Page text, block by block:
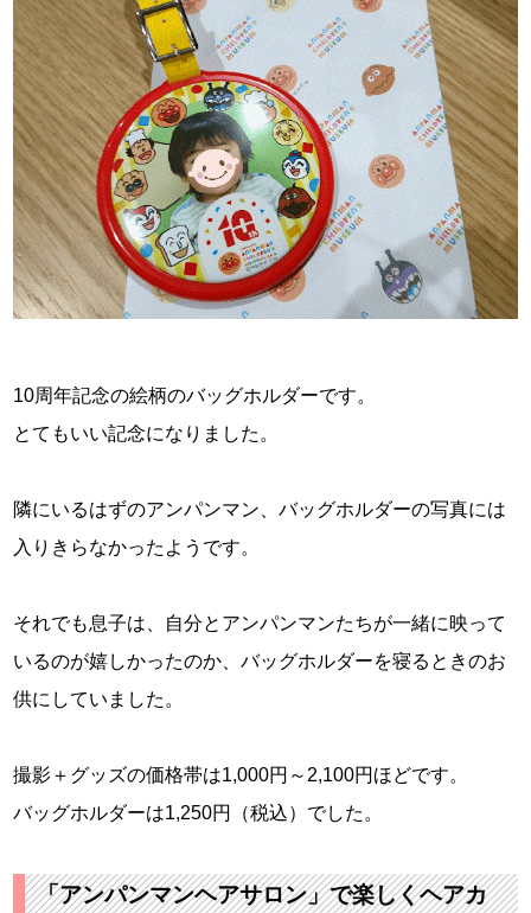
10周年記念の絵柄のバッグホルダーです。
とてもいい記念になりました。
隣にいるはずのアンパンマン、バッグホルダーの写真には
入りきらなかったようです。
それでも息子は、自分とアンパンマンたちが一緒に映って
いるのが嬉しかったのか、バッグホルダーを寝るときのお
供にしていました。
撮影＋グッズの価格帯は1,000円～2,100円ほどです。
バッグホルダーは1,250円（税込）でした。
「アンパンマンヘアサロン」で楽しくヘアカ